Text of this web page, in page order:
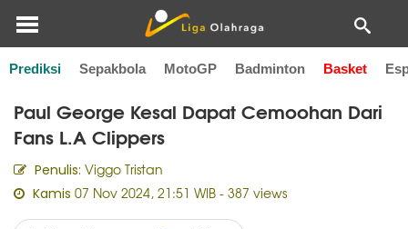
Prediksi Sepakbola MotoGP Badminton Basket
Home Basket
Paul George Kesal Dapat Cemoohan Dari
Fans L.A Clippers
Penulis: Viggo Tristan
Kamis 07 Nov 2024, 21:51 WIB - 387 views